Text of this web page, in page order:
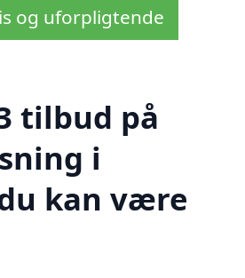
og uforpligtende
tilbud på
i
kan være